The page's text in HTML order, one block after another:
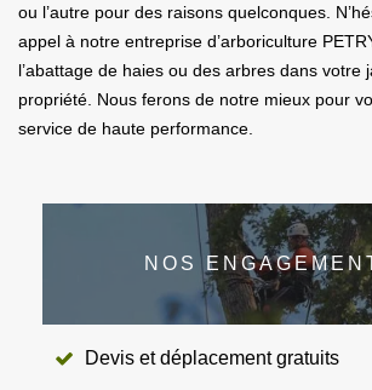
ou l’autre pour des raisons quelconques.
appel à notre entreprise d’arboriculture
l’abattage de haies ou des arbres dans votre
propriété. Nous ferons de notre mieux pour
service de haute performance.
NOS
Devis et déplacement gratuits